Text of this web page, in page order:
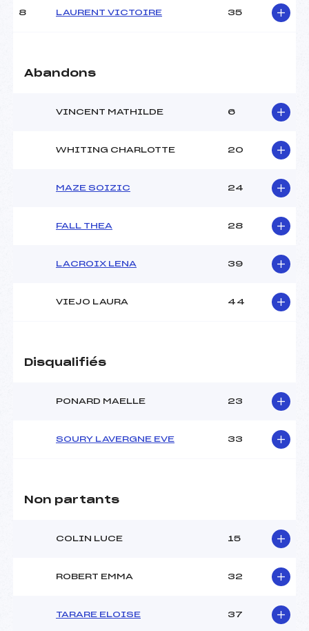
(MJ)
Météo :
43
Traceur :
GSELL (MJ)
CHAVET NOIR BONDIER
(MJ)
Ouvreurs D :
Pénalité appliquée :
8 LAURENT VICTOIRE 35
Abandons
VINCENT MATHILDE 6
WHITING CHARLOTTE 20
MAZE SOIZIC 24
FALL THEA 28
LACROIX LENA 39
VIEJO LAURA 44
Disqualifiés
PONARD MAELLE 23
SOURY LAVERGNE EVE 33
Non partants
COLIN LUCE 15
ROBERT EMMA 32
TARARE ELOISE 37